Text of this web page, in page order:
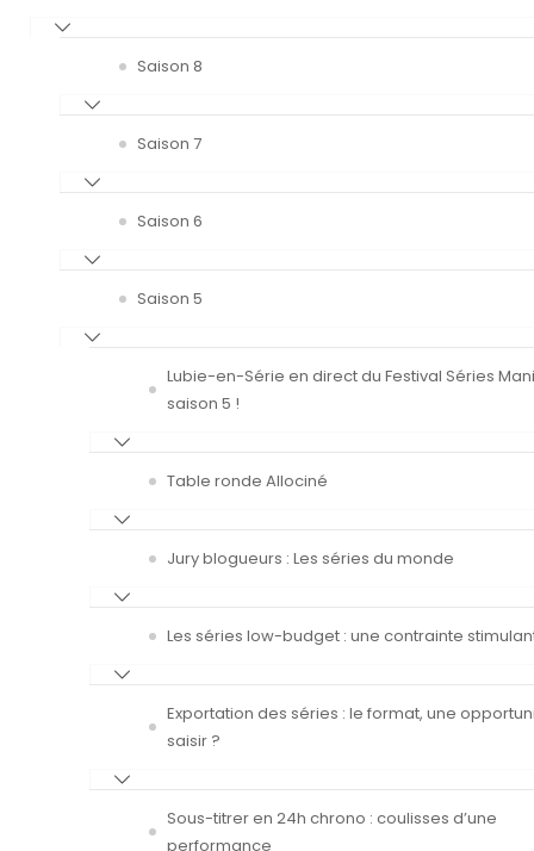
Saison 8
Saison 7
Saison 6
Saison 5
Lubie-en-Série en direct du Festival Séries
saison 5 !
Table ronde Allociné
Jury blogueurs : Les séries du monde
Les séries low-budget : une contrainte
Exportation des séries : le format, une
saisir ?
Sous-titrer en 24h chrono : coulisses d’une
performance